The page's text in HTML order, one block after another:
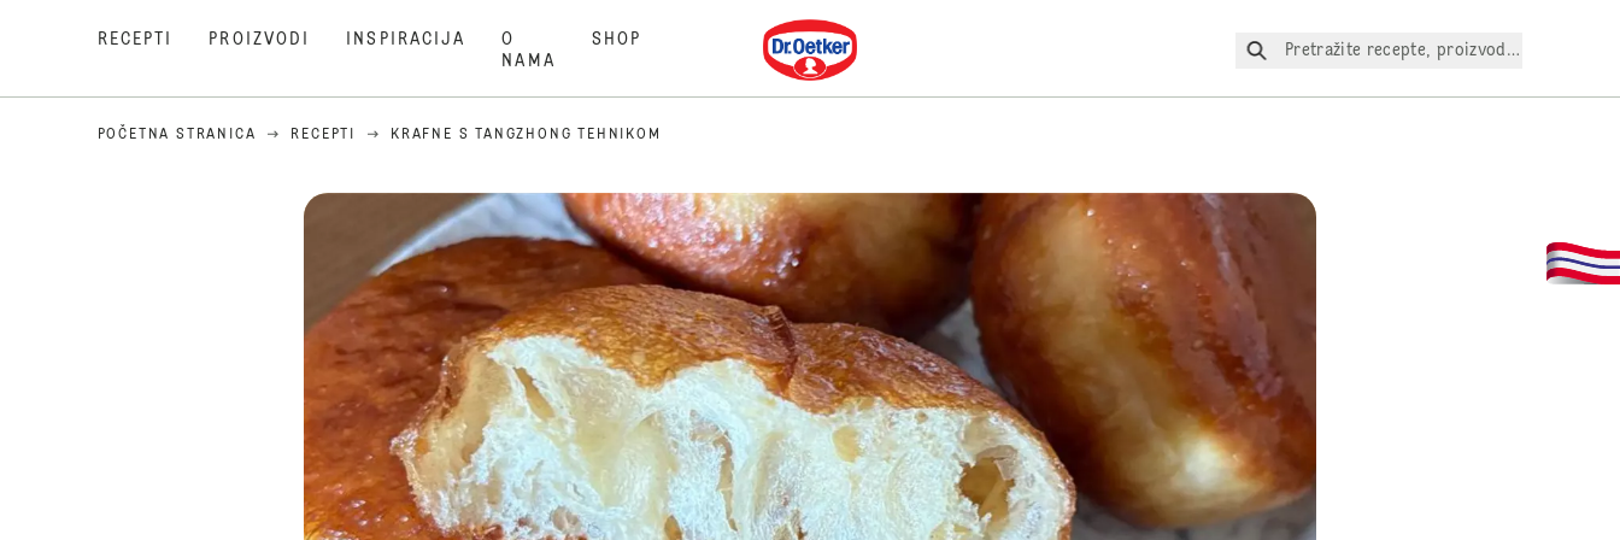
RECEPTI PROIZVODI INSPIRACIJA
O
NAMA
SHOP Dr. Oetker
Pretražite recepte, proizvode itd.
POČETNA STRANICA RECEPTI KRAFNE S TANGZHONG TEHNIKOM